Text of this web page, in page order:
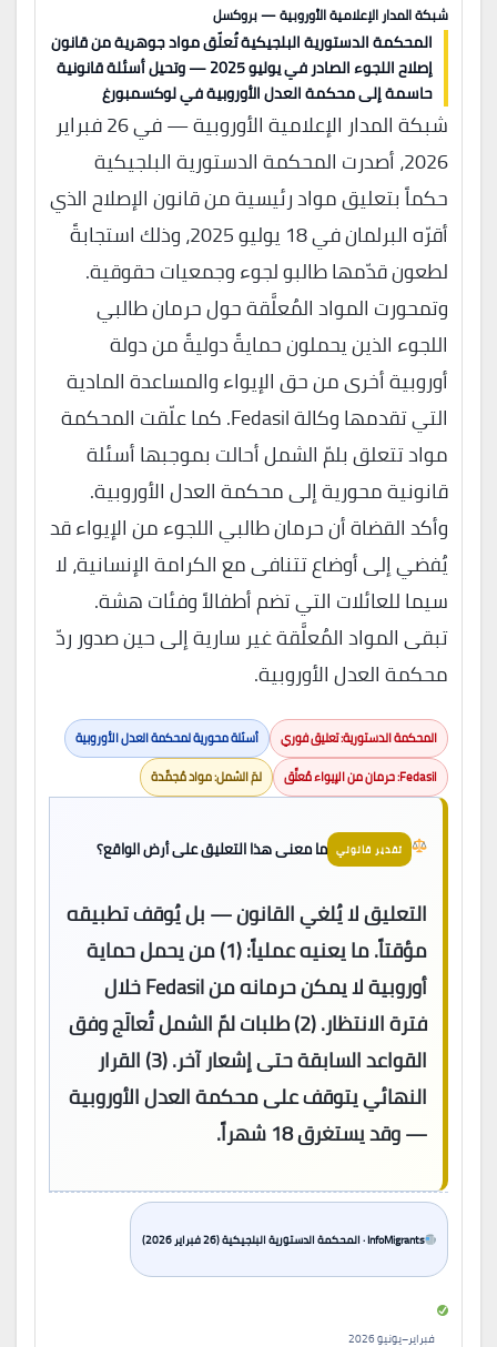
شبكة المدار الإعلامية الأوروبية — بروكسل
المحكمة الدستورية البلجيكية تُعلّق مواد جوهرية من قانون
إصلاح اللجوء الصادر في يوليو 2025 — وتحيل أسئلة قانونية
حاسمة إلى محكمة العدل الأوروبية في لوكسمبورغ
شبكة المدار الإعلامية الأوروبية — في 26 فبراير
2026، أصدرت المحكمة الدستورية البلجيكية
حكماً بتعليق مواد رئيسية من قانون الإصلاح الذي
أقرّه البرلمان في 18 يوليو 2025، وذلك استجابةً
لطعون قدّمها طالبو لجوء وجمعيات حقوقية.
وتمحورت المواد المُعلَّقة حول حرمان طالبي
اللجوء الذين يحملون حمايةً دوليةً من دولة
أوروبية أخرى من حق الإيواء والمساعدة المادية
التي تقدمها وكالة Fedasil. كما علّقت المحكمة
مواد تتعلق بلمّ الشمل أحالت بموجبها أسئلة
قانونية محورية إلى محكمة العدل الأوروبية.
وأكد القضاة أن حرمان طالبي اللجوء من الإيواء قد
يُفضي إلى أوضاع تتنافى مع الكرامة الإنسانية، لا
سيما للعائلات التي تضم أطفالاً وفئات هشة.
تبقى المواد المُعلَّقة غير سارية إلى حين صدور ردّ
محكمة العدل الأوروبية.
المحكمة الدستورية: تعليق فوري
أسئلة محورية لمحكمة العدل الأوروبية
Fedasil: حرمان من الإيواء مُعلَّق
لمّ الشمل: مواد مُجمَّدة
تقدير قانوني ما معنى هذا التعليق على أرض الواقع؟
التعليق لا يُلغي القانون — بل يُوقف تطبيقه
مؤقتاً. ما يعنيه عملياً: (1) من يحمل حماية
أوروبية لا يمكن حرمانه من Fedasil خلال
فترة الانتظار. (2) طلبات لمّ الشمل تُعالَج وفق
القواعد السابقة حتى إشعار آخر. (3) القرار
النهائي يتوقف على محكمة العدل الأوروبية
— وقد يستغرق 18 شهراً.
InfoMigrants · المحكمة الدستورية البلجيكية (26 فبراير 2026)
فبراير–يونيو 2026